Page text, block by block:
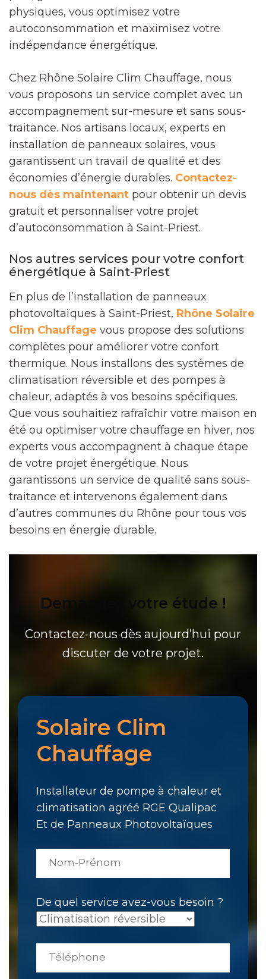
physiques, vous optimisez votre
autoconsommation et maximisez votre
indépendance énergétique.
Chez Rhône Solaire Clim Chauffage, nous
vous proposons un service complet avec un
accompagnement sur-mesure et sans sous-
traitance. Nos artisans locaux, experts en
installation de panneaux solaires, vous
garantissent un travail de qualité et des
économies d’énergie durables. Contactez-
nous dès maintenant pour obtenir un devis
gratuit et personnaliser votre projet
d’autoconsommation à Saint-Priest.
Nos autres services pour votre confort
énergétique à Saint-Priest
En plus de l’installation de panneaux
photovoltaïques à Saint-Priest, Rhône Solaire
Clim Chauffage vous propose des solutions
complètes pour améliorer votre confort
thermique. Nous installons des systèmes de
climatisation réversible et des pompes à
chaleur, adaptés à vos besoins spécifiques.
Que vous souhaitiez rafraîchir votre maison en
été ou optimiser votre chauffage en hiver, nos
experts vous accompagnent à chaque étape
de votre projet énergétique. Nous
garantissons un service de qualité sans sous-
traitance et intervenons également dans
d’autres communes du Rhône pour tous vos
besoins en énergie durable.
Demandez votre étude !
Contactez-nous dès aujourd’hui pour
discuter de votre projet.
Solaire Clim
Chauffage
Installateur de pompe à chaleur et
climatisation agréé RGE Qualipac
Et de Panneaux Photovoltaïques
De quel service avez-vous besoin ?